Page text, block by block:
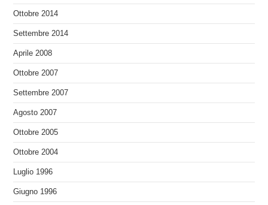
Ottobre 2014
Settembre 2014
Aprile 2008
Ottobre 2007
Settembre 2007
Agosto 2007
Ottobre 2005
Ottobre 2004
Luglio 1996
Giugno 1996